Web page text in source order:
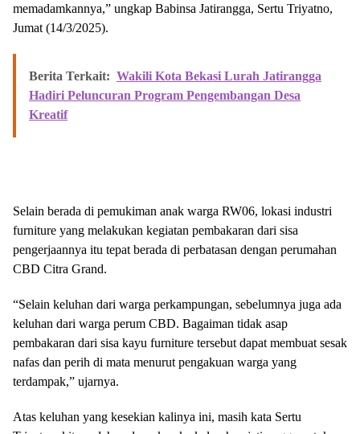
memadamkannya,” ungkap Babinsa Jatirangga, Sertu Triyatno,
Jumat (14/3/2025).
Berita Terkait: Wakili Kota Bekasi Lurah Jatirangga
Hadiri Peluncuran Program Pengembangan Desa
Kreatif
Selain berada di pemukiman anak warga RW06, lokasi industri
furniture yang melakukan kegiatan pembakaran dari sisa
pengerjaannya itu tepat berada di perbatasan dengan perumahan
CBD Citra Grand.
“Selain keluhan dari warga perkampungan, sebelumnya juga ada
keluhan dari warga perum CBD. Bagaiman tidak asap
pembakaran dari sisa kayu furniture tersebut dapat membuat sesak
nafas dan perih di mata menurut pengakuan warga yang
terdampak,” ujarnya.
Atas keluhan yang kesekian kalinya ini, masih kata Sertu